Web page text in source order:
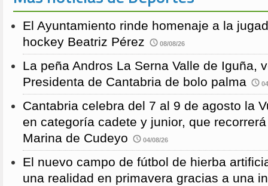
El Ayuntamiento rinde homenaje a la
hockey Beatriz Pérez
08/08/26
La peña Andros La Serna Valle de Iguña,
Presidenta de Cantabria de bolo palma
Cantabria celebra del 7 al 9 de agosto la
en categoría cadete y junior, que
Marina de Cudeyo
04/08/26
El nuevo campo de fútbol de hierba
una realidad en primavera gracias a una